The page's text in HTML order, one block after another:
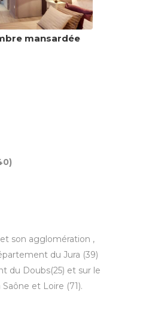
mansardée
son agglomération ,
du Jura (39)
du Doubs(25) et sur le
et Loire (71).